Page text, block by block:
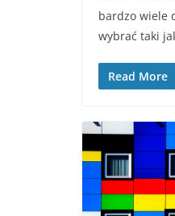
bardzo wiele
wybrać taki
Read More